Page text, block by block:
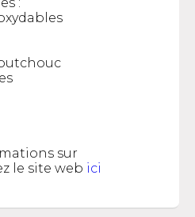
sur
le site web ici